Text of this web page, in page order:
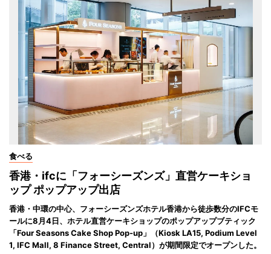
食べる
香港・ifcに「フォーシーズンズ」直営ケーキショ
ップ ポップアップ出店
香港・中環の中心、フォーシーズンズホテル香港から徒歩数分のIFCモ
ールに8月4日、ホテル直営ケーキショップのポップアップブティック
「Four Seasons Cake Shop Pop-up」（Kiosk LA15, Podium Level
1, IFC Mall, 8 Finance Street, Central）が期間限定でオープンした。